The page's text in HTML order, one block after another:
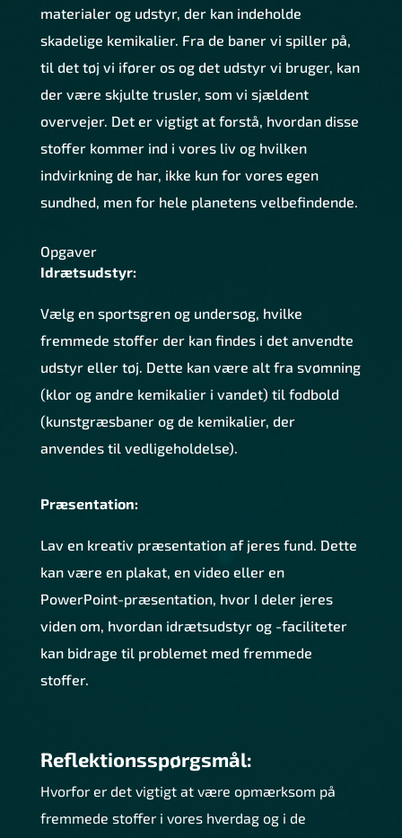
materialer og udstyr, der kan indeholde
skadelige kemikalier. Fra de baner vi spiller på,
til det tøj vi ifører os og det udstyr vi bruger, kan
der være skjulte trusler, som vi sjældent
overvejer. Det er vigtigt at forstå, hvordan disse
stoffer kommer ind i vores liv og hvilken
indvirkning de har, ikke kun for vores egen
sundhed, men for hele planetens velbefindende.
Opgaver
Idrætsudstyr:
Vælg en sportsgren og undersøg, hvilke
fremmede stoffer der kan findes i det anvendte
udstyr eller tøj. Dette kan være alt fra svømning
(klor og andre kemikalier i vandet) til fodbold
(kunstgræsbaner og de kemikalier, der
anvendes til vedligeholdelse).
Præsentation:
Lav en kreativ præsentation af jeres fund. Dette
kan være en plakat, en video eller en
PowerPoint-præsentation, hvor I deler jeres
viden om, hvordan idrætsudstyr og -faciliteter
kan bidrage til problemet med fremmede
stoffer.
Reflektionsspørgsmål:
Hvorfor er det vigtigt at være opmærksom på
fremmede stoffer i vores hverdag og i de